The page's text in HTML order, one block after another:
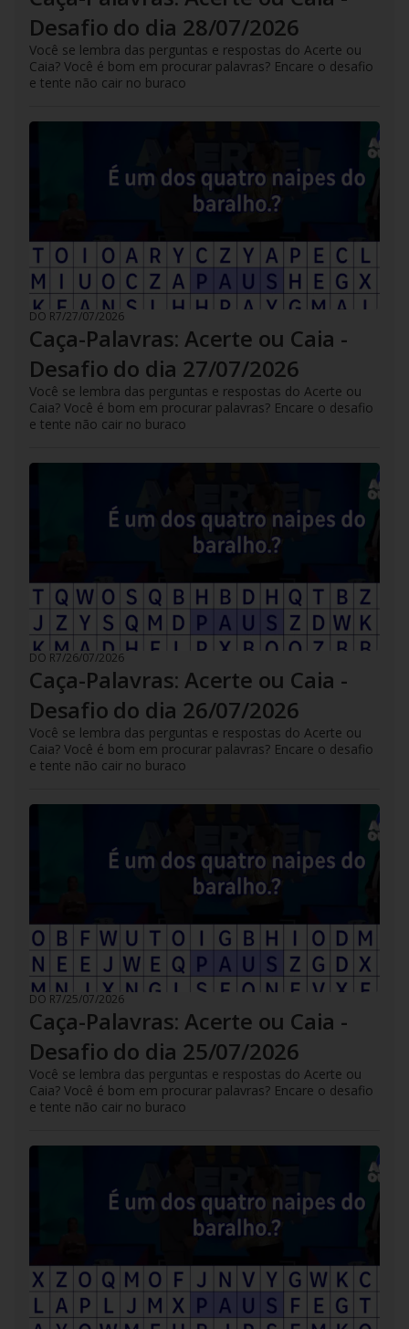
Desafio do dia 28/07/2026
Você se lembra das perguntas e respostas do Acerte ou
Caia? Você é bom em procurar palavras? Encare o desafio
e tente não cair no buraco
DO R7/27/07/2026
Caça-Palavras: Acerte ou Caia -
Desafio do dia 27/07/2026
Você se lembra das perguntas e respostas do Acerte ou
Caia? Você é bom em procurar palavras? Encare o desafio
e tente não cair no buraco
DO R7/26/07/2026
Caça-Palavras: Acerte ou Caia -
Desafio do dia 26/07/2026
Você se lembra das perguntas e respostas do Acerte ou
Caia? Você é bom em procurar palavras? Encare o desafio
e tente não cair no buraco
DO R7/25/07/2026
Caça-Palavras: Acerte ou Caia -
Desafio do dia 25/07/2026
Você se lembra das perguntas e respostas do Acerte ou
Caia? Você é bom em procurar palavras? Encare o desafio
e tente não cair no buraco